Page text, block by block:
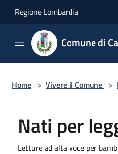
Regione Lombardia
Comune di
Home > Vivere il Comune >
Nati per
Letture ad alta voce per